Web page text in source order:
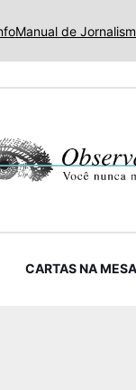
Manual de
CARTAS NA MESA